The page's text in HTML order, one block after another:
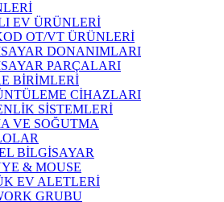
EV ÜRÜNLERİ
OT/VT ÜRÜNLERİ
DONANIMLARI
PARÇALARI
BİRİMLERİ
CİHAZLARI
SİSTEMLERİ
VE SOĞUTMA
BİLGİSAYAR
& MOUSE
EV ALETLERİ
GRUBU